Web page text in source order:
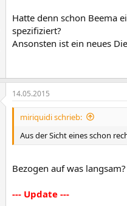
Hatte denn schon Beema
spezifiziert?
Ansonsten ist ein neues
14.05.2015
miriquidi schrieb:
Aus der Sicht eines schon
Bezogen auf was langsam?
--- Update ---